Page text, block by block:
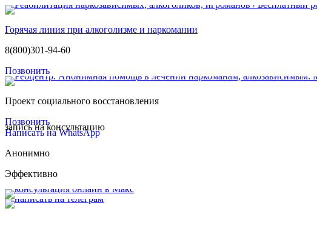
Горячая линия при алкоголизме и наркомании
8(800)301-94-60
Позвонить
Проект социального восстановления
Позвонить
запись на консультацию
Написать на WhatsApp
Анонимно
Эффективно